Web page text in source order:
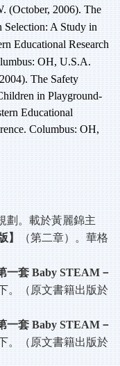
(October, 2006). The
Selection: A Study in
Educational Research
OH, U.S.A.
The Safety
in Playground-
Educational
Columbus: OH,
劃。載於黃麗錦主
】
（第二章）。華格
一套 Baby STEAM －
。（原文書籍出版於
一套 Baby STEAM －
。（原文書籍出版於